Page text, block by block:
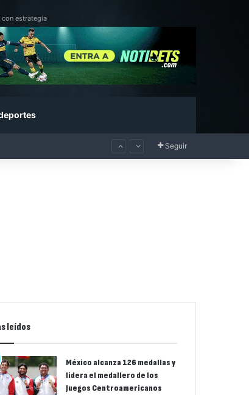
con estrategia
Seguir
leídos
México alcanza 126 medallas y
lidera el medallero de los
Juegos Centroamericanos